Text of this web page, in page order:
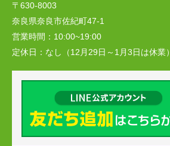
〒630-8003
奈良県奈良市佐紀町47-1
営業時間： 10:00~19:00
定休日： なし（12月29日～1月3日は休業）